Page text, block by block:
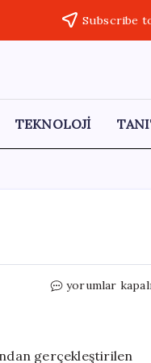
Subscribe
TEKNOLOJİ
Tefecilik
Tutuklandı
yorumlar
gerçekleştirilen